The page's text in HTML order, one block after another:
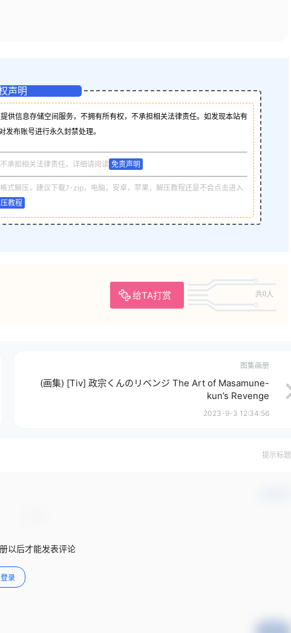
声明
供信息存储空间服务，不拥有所有权，不承担相关法律责任。如发现本站有
发布账号进行永久封禁处理。
承担相关法律责任。详细请阅读 免责声明
解压，建议下载7-zip，电脑，安卓，苹果，解压教程还是不会点击进入
教程
给TA打赏 共0人
图集画册
(画集) [Tiv] 政宗くんのリベンジ The Art of Masamune-
kun’s Revenge
2023-9-3 12:34:56
提示标题
以后才能发表评论
登录